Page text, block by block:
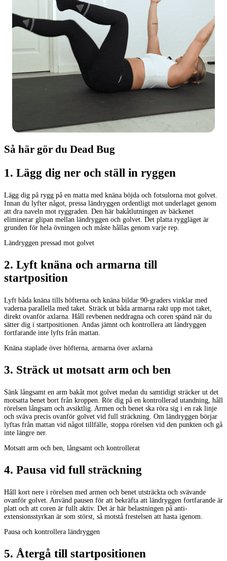
Så här gör du Dead Bug
1. Lägg dig ner och ställ in ryggen
Lägg dig på rygg på en matta med knäna böjda och fotsulorna mot golvet.
Innan du lyfter något, pressa ländryggen ordentligt mot underlaget genom
att dra naveln mot ryggraden. Den här bakåtlutningen av bäckenet
eliminerar glipan mellan ländryggen och golvet. Det platta ryggläget är
grunden för hela övningen och måste hållas genom varje rep.
Ländryggen pressad mot golvet
2. Lyft knäna och armarna till
startposition
Lyft båda knäna tills höfterna och knäna bildar 90-graders vinklar med
vaderna parallella med taket. Sträck ut båda armarna rakt upp mot taket,
direkt ovanför axlarna. Håll revbenen neddragna och coren spänd när du
sätter dig i startpositionen. Andas jämnt och kontrollera att ländryggen
fortfarande inte lyfts från mattan.
Knäna staplade över höfterna, armarna över axlarna
3. Sträck ut motsatt arm och ben
Sänk långsamt en arm bakåt mot golvet medan du samtidigt sträcker ut det
motsatta benet bort från kroppen. Rör dig på en kontrollerad utandning, håll
rörelsen långsam och avsiktlig. Armen och benet ska röra sig i en rak linje
och sväva precis ovanför golvet vid full sträckning. Om ländryggen börjar
lyftas från mattan vid något tillfälle, stoppa rörelsen vid den punkten och gå
inte längre ner.
Motsatt arm och ben, långsamt och kontrollerat
4. Pausa vid full sträckning
Håll kort nere i rörelsen med armen och benet utsträckta och svävande
ovanför golvet. Använd pausen för att bekräfta att ländryggen fortfarande är
platt och att coren är fullt aktiv. Det är här belastningen på anti-
extensionsstyrkan är som störst, så motstå frestelsen att hasta igenom.
Pausa och kontrollera ländryggen
5. Återgå till startpositionen